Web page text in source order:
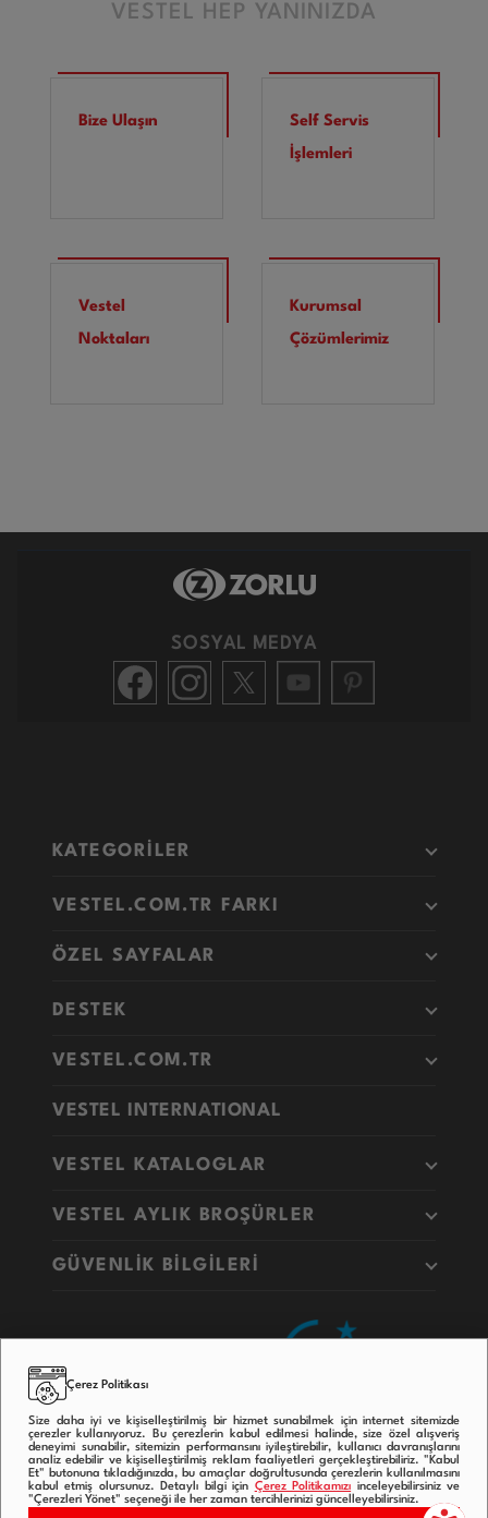
VESTEL HEP YANINIZDA
Bize Ulaşın
Self Servis
İşlemleri
Vestel
Noktaları
Kurumsal
Çözümlerimiz
SOSYAL MEDYA
KATEGORİLER
VESTEL.COM.TR FARKI
ÖZEL SAYFALAR
DESTEK
VESTEL.COM.TR
VESTEL INTERNATIONAL
VESTEL KATALOGLAR
VESTEL AYLIK BROŞÜRLER
GÜVENLİK BİLGİLERİ
Çerez Politikası
Size daha iyi ve kişiselleştirilmiş bir hizmet sunabilmek için internet sitemizde
çerezler kullanıyoruz. Bu çerezlerin kabul edilmesi halinde, size özel alışveriş
deneyimi sunabilir, sitemizin performansını iyileştirebilir, kullanıcı davranışlarını
analiz edebilir ve kişiselleştirilmiş reklam faaliyetleri gerçekleştirebiliriz. "Kabul
Et" butonuna tıkladığınızda, bu amaçlar doğrultusunda çerezlerin kullanılmasını
kabul etmiş olursunuz. Detaylı bilgi için Çerez Politikamızı inceleyebilirsiniz ve
"Çerezleri Yönet" seçeneği ile her zaman tercihlerinizi güncelleyebilirsiniz.